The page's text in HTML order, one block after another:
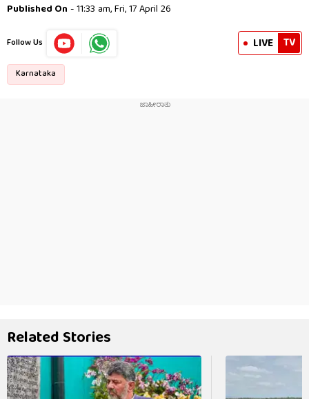
Published On - 11:33 am, Fri, 17 April 26
Follow Us LIVE TV
Karnataka
Related Stories